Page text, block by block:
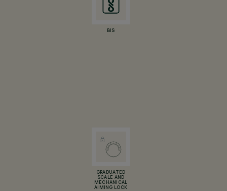
BIS
GRADUATED
SCALE AND
MECHANICAL
AIMING LOCK